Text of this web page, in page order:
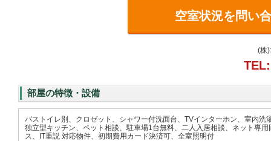
空室状況を問い
(株
部屋の特徴・設備
バストイレ別、クロゼット、シャワー付洗面台、TVインターホン、室内
独立型キッチン、ペット相談、駐車場1台無料、二人入居相談、ネット専
ス、IT重説 対応物件、初期費用カード決済可、全室照明付